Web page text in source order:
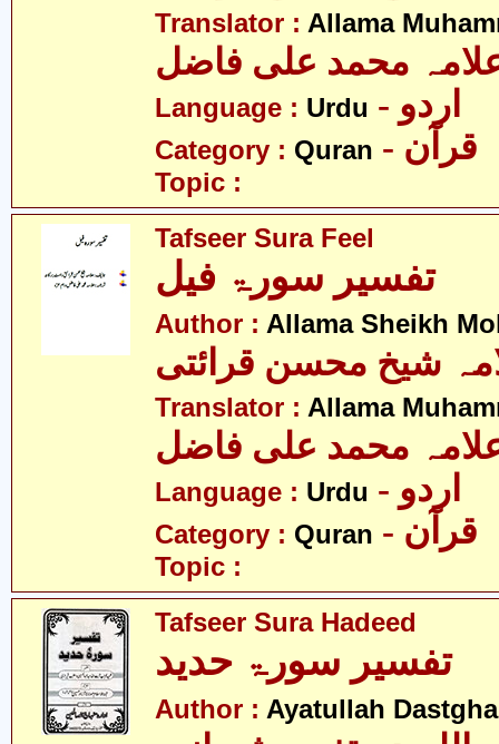
Translator : Allama
محمد علی فاضل
Language : Urdu - اردو
Category : Quran - قرآن
Topic :
Tafseer Sura Feel
تفسیر سورۃ فیل
Author : Allama Sheikh
شیخ محسن قرائتی
Translator : Allama
محمد علی فاضل
Language : Urdu - اردو
Category : Quran - قرآن
Topic :
Tafseer Sura Hadeed
تفسیر سورۃ حدید
Author : Ayatullah